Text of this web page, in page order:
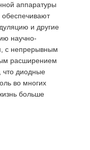
аппаратуры
обеспечивают
и другие
научно-
с непрерывным
расширением
что диодные
во многих
больше